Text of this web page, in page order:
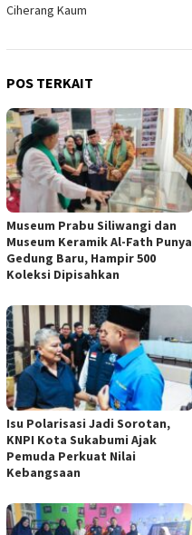
Ciherang Kaum ‎
POS TERKAIT
Museum Prabu Siliwangi dan
Museum Keramik Al-Fath Punya
Gedung Baru, Hampir 500
Koleksi Dipisahkan
Isu Polarisasi Jadi Sorotan,
KNPI Kota Sukabumi Ajak
Pemuda Perkuat Nilai
Kebangsaan